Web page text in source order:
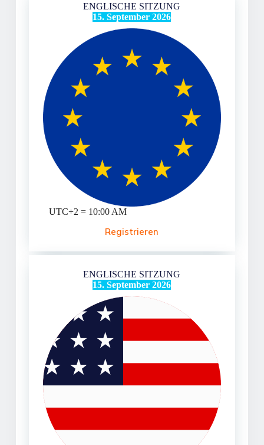
ENGLISCHE SITZUNG
15. September 2026
UTC+2 = 10:00 AM
Registrieren
ENGLISCHE SITZUNG
15. September 2026